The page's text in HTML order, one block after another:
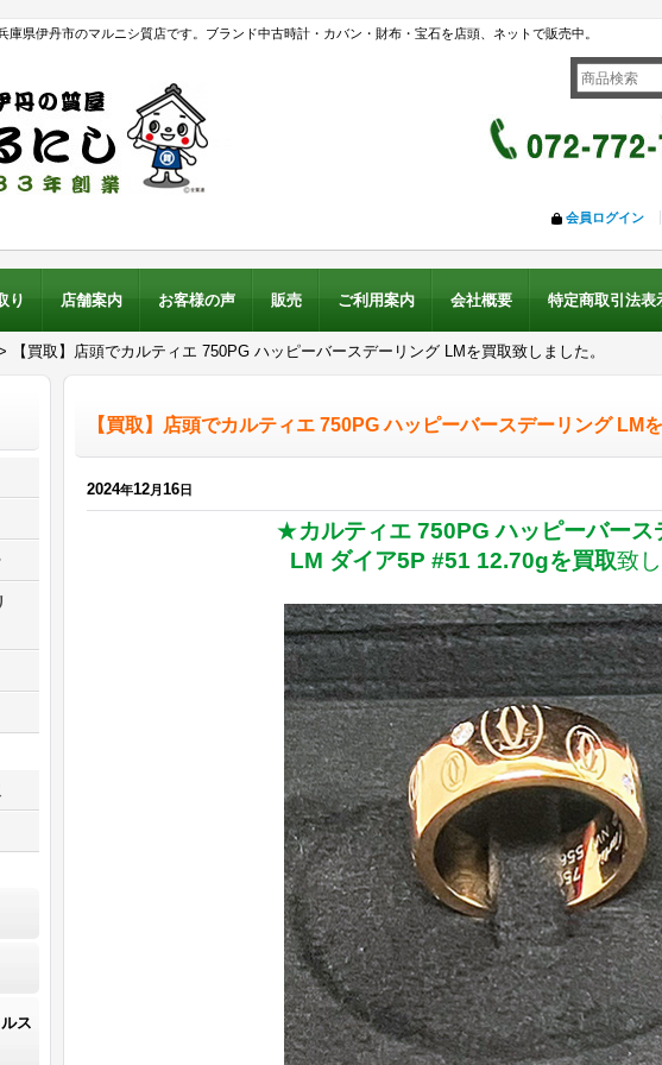
庫県伊丹市のマルニシ質店です。ブランド中古時計・カバン・財布・宝石を店頭、ネットで販売中。
会員ログイン
り 店舗案内 お客様の声 販売 ご利用案内 会社概要 特定商取引法表
【買取】店頭でカルティエ 750PG ハッピーバースデーリング LMを買取致しました。
ス
【買取】店頭でカルティエ 750PG ハッピーバースデーリング LM
2024年12月16日
★カルティエ 750PG ハッピーバース
LM ダイア5P #51 12.70gを買取致